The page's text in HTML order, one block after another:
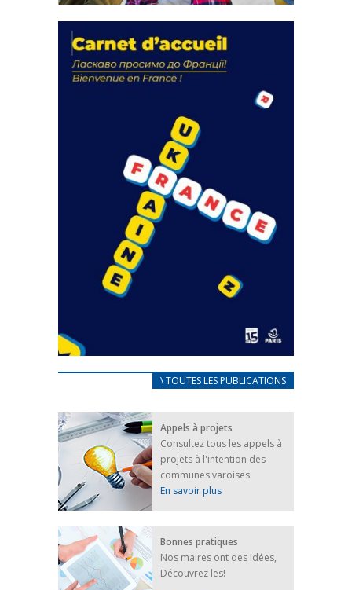
actions
18 septembre 2023
FEUILLETER
CARNET D’ACCUEIL
25 avril 2022
Afin d’accompagner au mieux les réfugiés
ukrainiens arrivés en France,...
FEUILLETER
\ TOUTES LES PUBLICATIONS
Appels à projets
Consultez tous les appels à
projets à l'intention des
communes varoises
En savoir plus
Bonnes pratiques
Nos maires ont des idées,
Découvrez les!